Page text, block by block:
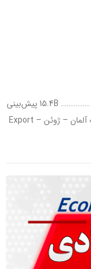
تراز تجاری آلمان – ژوئن – Trade Balance واقعی ……………. 15.4B پیش‌بینی
……….. 17.2B قبلی ………………. 19.1B شاخص صادرات آلمان – ژوئن – Export